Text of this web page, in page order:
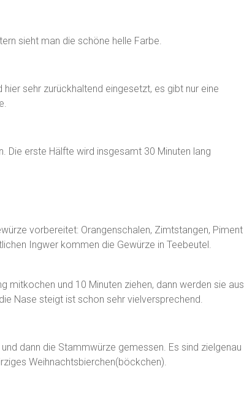
sieht man die schöne helle Farbe.
hier sehr zurückhaltend eingesetzt, es gibt nur eine
Die erste Hälfte wird insgesamt 30 Minuten lang
vorbereitet: Orangenschalen, Zimtstangen, Piment
Ingwer kommen die Gewürze in Teebeutel.
mitkochen und 10 Minuten ziehen, dann werden sie aus
Nase steigt ist schon sehr vielversprechend.
dann die Stammwürze gemessen. Es sind zielgenau
Weihnachtsbierchen(böckchen).